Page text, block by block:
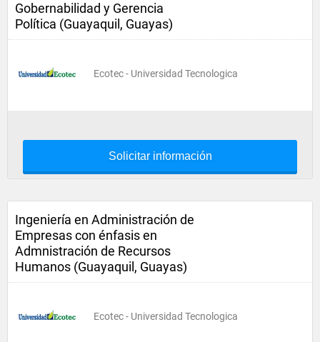
Gobernabilidad y Gerencia
Política (Guayaquil, Guayas)
Ecotec - Universidad Tecnologica
Solicitar información
Ingeniería en Administración de
Empresas con énfasis en
Admnistración de Recursos
Humanos (Guayaquil, Guayas)
Ecotec - Universidad Tecnologica